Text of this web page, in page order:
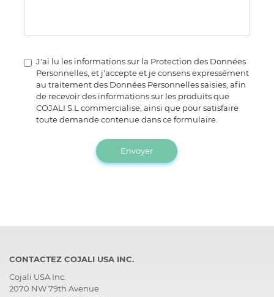
J'ai lu les informations sur la Protection des Données
Personnelles, et j'accepte et je consens expressément
au traitement des Données Personnelles saisies, afin
de recevoir des informations sur les produits que
COJALI S.L commercialise, ainsi que pour satisfaire
toute demande contenue dans ce formulaire.
Envoyer
CONTACTEZ COJALI USA INC.
Cojali USA Inc.
2070 NW 79th Avenue